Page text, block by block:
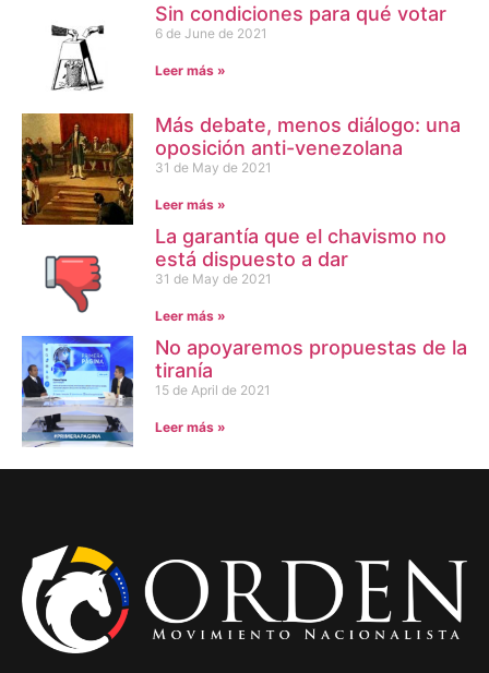
Sin condiciones para qué votar
6 de June de 2021
Leer más »
Más debate, menos diálogo: una
oposición anti-venezolana
31 de May de 2021
Leer más »
La garantía que el chavismo no
está dispuesto a dar
31 de May de 2021
Leer más »
No apoyaremos propuestas de la
tiranía
15 de April de 2021
Leer más »